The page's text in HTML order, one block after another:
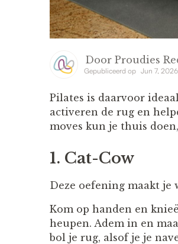
Door Proudies
Gepubliceerd op Jun 7, 2026
Pilates is daarvoor
activeren de rug en
moves kun je thuis
1. Cat-Cow
Deze oefening maakt je
Kom op handen en
heupen. Adem in en
bol je rug, alsof je je